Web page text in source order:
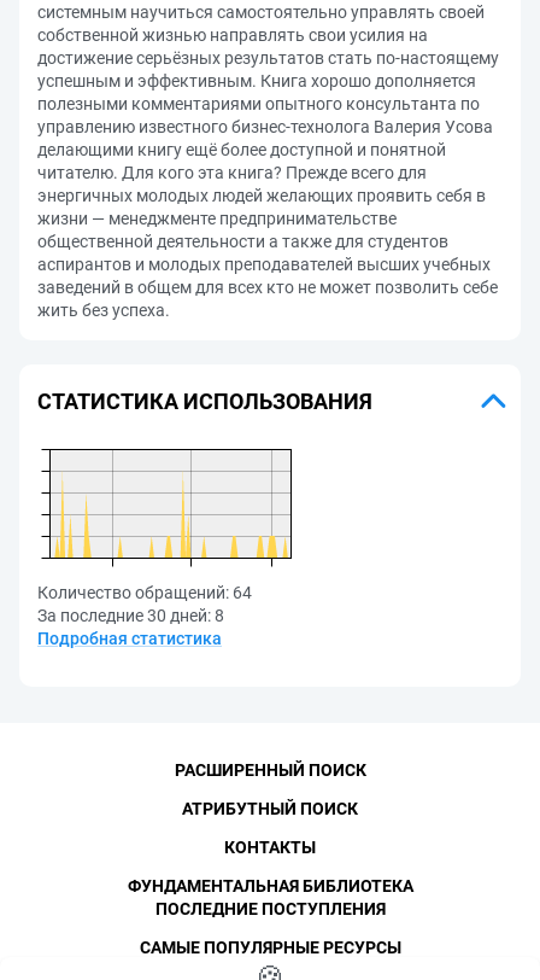
системным научиться самостоятельно управлять своей
собственной жизнью направлять свои усилия на
достижение серьёзных результатов стать по-настоящему
успешным и эффективным. Книга хорошо дополняется
полезными комментариями опытного консультанта по
управлению известного бизнес-технолога Валерия Усова
делающими книгу ещё более доступной и понятной
читателю. Для кого эта книга? Прежде всего для
энергичных молодых людей желающих проявить себя в
жизни — менеджменте предпринимательстве
общественной деятельности а также для студентов
аспирантов и молодых преподавателей высших учебных
заведений в общем для всех кто не может позволить себе
жить без успеха.
СТАТИСТИКА ИСПОЛЬЗОВАНИЯ
Количество обращений: 64
За последние 30 дней:8
Подробная статистика
СПбПУ, 1996-2026
РАСШИРЕННЫЙ ПОИСК
АТРИБУТНЫЙ ПОИСК
КОНТАКТЫ
ФУНДАМЕНТАЛЬНАЯ БИБЛИОТЕКА
ПОСЛЕДНИЕ ПОСТУПЛЕНИЯ
САМЫЕ ПОПУЛЯРНЫЕ РЕСУРСЫ